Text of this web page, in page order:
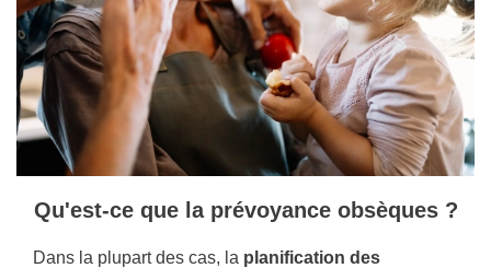
Qu'est-ce que la prévoyance obsèques ?
Dans la plupart des cas, la planification des